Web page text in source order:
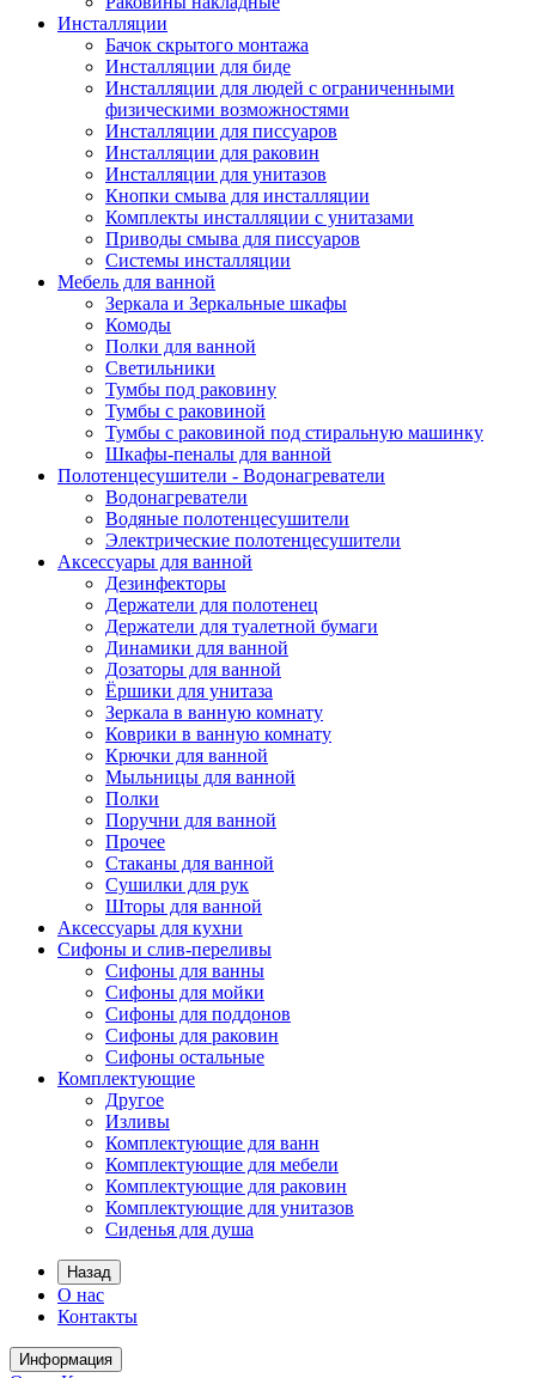
Инсталляции
Бачок скрытого монтажа
Инсталляции для биде
Инсталляции для людей с ограниченными
физическими возможностями
Инсталляции для писсуаров
Инсталляции для раковин
Инсталляции для унитазов
Кнопки смыва для инсталляции
Комплекты инсталляции с унитазами
Приводы смыва для писсуаров
Системы инсталляции
Мебель для ванной
Зеркала и Зеркальные шкафы
Комоды
Полки для ванной
Светильники
Тумбы под раковину
Тумбы с раковиной
Тумбы с раковиной под стиральную машинку
Шкафы-пеналы для ванной
Полотенцесушители - Водонагреватели
Водонагреватели
Водяные полотенцесушители
Электрические полотенцесушители
Аксессуары для ванной
Дезинфекторы
Держатели для полотенец
Держатели для туалетной бумаги
Динамики для ванной
Дозаторы для ванной
Ёршики для унитаза
Зеркала в ванную комнату
Коврики в ванную комнату
Крючки для ванной
Мыльницы для ванной
Полки
Поручни для ванной
Прочее
Стаканы для ванной
Сушилки для рук
Шторы для ванной
Аксессуары для кухни
Сифоны и слив-переливы
Сифоны для ванны
Сифоны для мойки
Сифоны для поддонов
Сифоны для раковин
Сифоны остальные
Комплектующие
Другое
Изливы
Комплектующие для ванн
Комплектующие для мебели
Комплектующие для раковин
Комплектующие для унитазов
Сиденья для душа
Назад
О нас
Контакты
Информация